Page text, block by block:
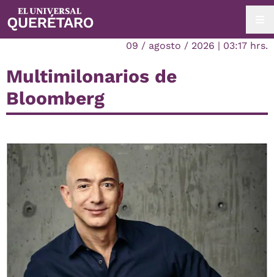
09 / agosto / 2026 | 03:17 hrs.
Multimilonarios de
Bloomberg